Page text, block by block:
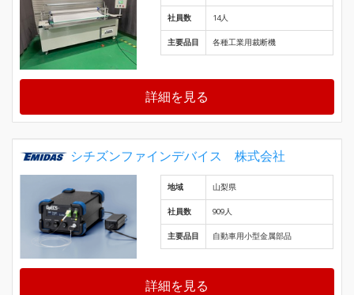
社員数 14人
主要品目 各種工業用裁断機
詳細を見る
シチズンファインデバイス 株式会社
地域 山梨県
社員数 909人
主要品目 自動車用小型金属部品
詳細を見る